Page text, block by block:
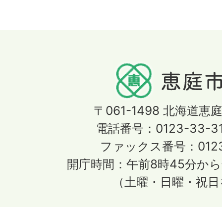
〒061-1498 北海道恵
電話番号：0123-33-
ファックス番号：
開庁時間：午前8時45分か
（土曜・日曜・祝